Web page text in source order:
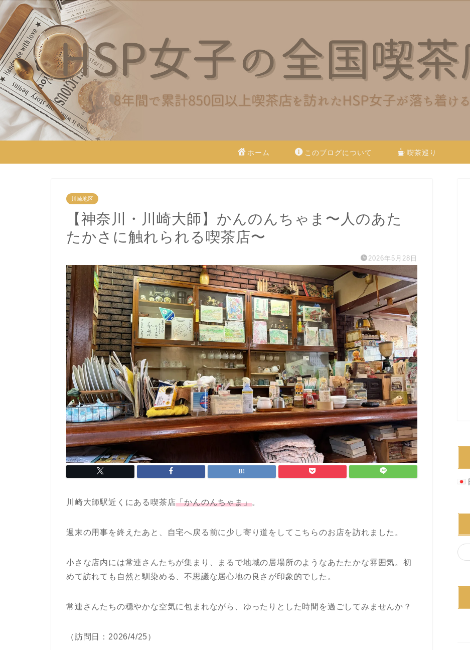
ホーム このブログについて 喫茶巡り
川崎地区
【神奈川・川崎大師】かんのんちゃま〜人のあた
たかさに触れられる喫茶店〜
2026年5月28日
川崎大師駅近くにある喫茶店「かんのんちゃま」。
週末の用事を終えたあと、自宅へ戻る前に少し寄り道をしてこちらのお店を訪れました。
小さな店内には常連さんたちが集まり、まるで地域の居場所のようなあたたかな雰囲気。初
めて訪れても自然と馴染める、不思議な居心地の良さが印象的でした。
常連さんたちの穏やかな空気に包まれながら、ゆったりとした時間を過ごしてみませんか？
（訪問日：2026/4/25）